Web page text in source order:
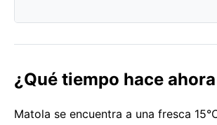
¿Qué tiempo hace
Matola se encuentra a una fresca